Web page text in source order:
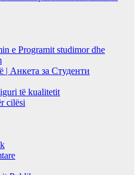
e Programit studimor dhe
| Анкета за Студенти
të kualitetit
cilësi